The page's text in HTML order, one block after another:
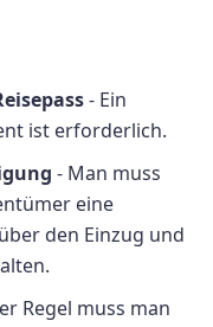
- Ein
ist erforderlich.
- Man muss
eine
den Einzug und
Regel muss man